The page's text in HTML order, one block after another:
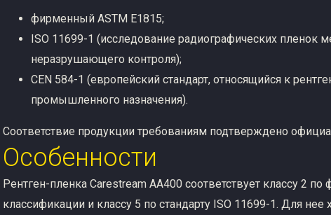
фирменный ASTM E1815;
ISO 11699-1 (исследование радиографических пленок
неразрушающего контроля);
CEN 584-1 (европейский стандарт, относящийся к
промышленного назначения).
Соответствие продукции требованиям подтверждено
Особенности
Рентген-пленка Carestream AA400 соответствует классу 2
классификации и классу 5 по стандарту ISO 11699-1. Для нее